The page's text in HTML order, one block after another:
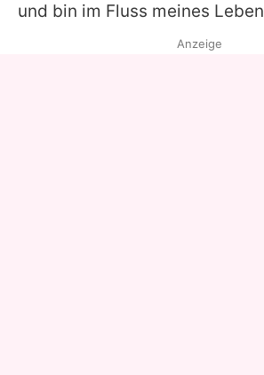
und bin im Fluss meines
Anzeige